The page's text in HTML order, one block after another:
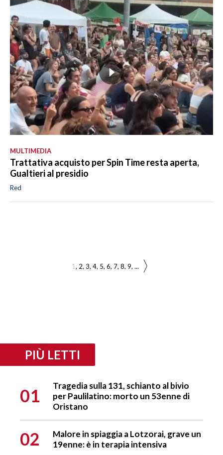
MULTIMEDIA
Trattativa acquisto per Spin Time resta aperta,
Gualtieri al presidio
Red
1 2 3 4 5 6 7 8 9 ...
PIÙ LETTI
01
Tragedia sulla 131, schianto al bivio
per Paulilatino: morto un 53enne di
Oristano
02
Malore in spiaggia a Lotzorai, grave un
19enne: è in terapia intensiva